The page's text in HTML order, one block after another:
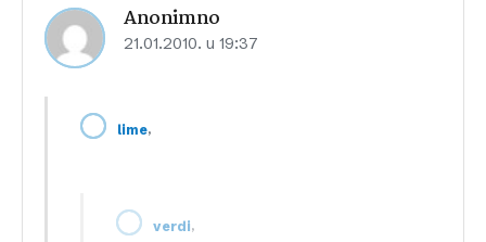
Anonimno
21.01.2010. u 19:37
lime,
verdi,